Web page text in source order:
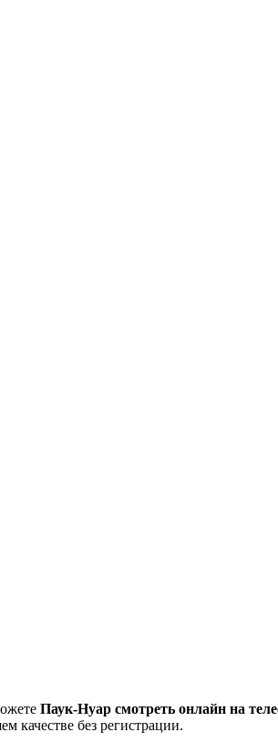
Паук-Нуар смотреть онлайн на
качестве без регистрации.